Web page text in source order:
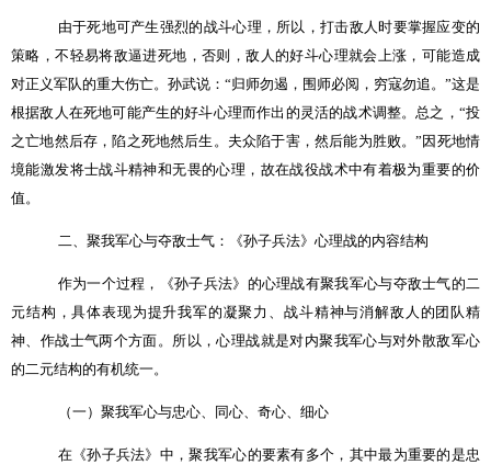
由于死地可产生强烈的战斗心理，所以，打击敌人时要掌握应变的
策略，不轻易将敌逼进死地，否则，敌人的好斗心理就会上涨，可能造成
对正义军队的重大伤亡。孙武说：“归师勿遏，围师必阅，穷寇勿追。”这是
根据敌人在死地可能产生的好斗心理而作出的灵活的战术调整。总之，“投
之亡地然后存，陷之死地然后生。夫众陷于害，然后能为胜败。”因死地情
境能激发将士战斗精神和无畏的心理，故在战役战术中有着极为重要的价
值。
二、聚我军心与夺敌士气：《孙子兵法》心理战的内容结构
作为一个过程，《孙子兵法》的心理战有聚我军心与夺敌士气的二
元结构，具体表现为提升我军的凝聚力、战斗精神与消解敌人的团队精
神、作战士气两个方面。所以，心理战就是对内聚我军心与对外散敌军心
的二元结构的有机统一。
（一）聚我军心与忠心、同心、奇心、细心
在《孙子兵法》中，聚我军心的要素有多个，其中最为重要的是忠